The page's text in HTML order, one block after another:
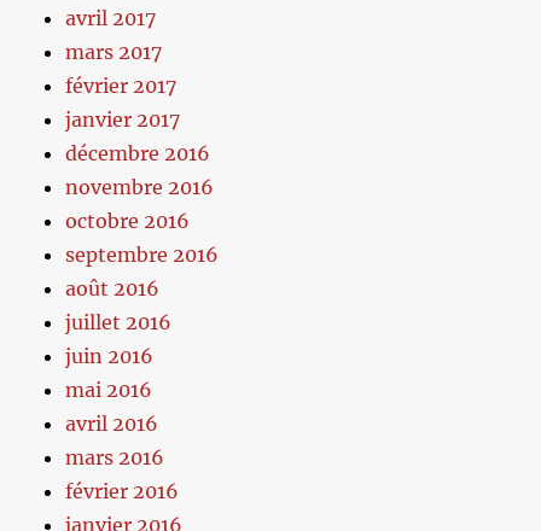
avril 2017
mars 2017
février 2017
janvier 2017
décembre 2016
novembre 2016
octobre 2016
septembre 2016
août 2016
juillet 2016
juin 2016
mai 2016
avril 2016
mars 2016
février 2016
janvier 2016